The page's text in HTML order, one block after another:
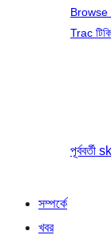
Browse
Trac
পূর্ববর্তী
সম্পর্কে
খবর